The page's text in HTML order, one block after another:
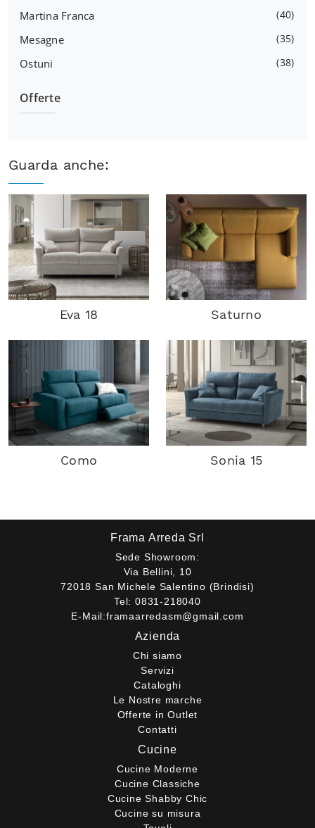
Martina Franca 40
Mesagne 35
Ostuni 38
Offerte
Guarda anche:
Eva 18 Saturno
Como Sonia 15
Frama Arreda Srl
Sede Showroom:
Via Bellini, 10
72018 San Michele Salentino (Brindisi)
Tel: 0831-218040
E-Mail:framaarredasm@gmail.com
Azienda
Chi siamo
Servizi
Cataloghi
Le Nostre marche
Offerte in Outlet
Contatti
Cucine
Cucine Moderne
Cucine Classiche
Cucine Shabby Chic
Cucine su misura